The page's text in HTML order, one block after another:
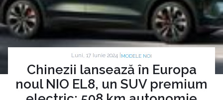
Luni, 17 Iunie 2024 | MODELE NOI
Chinezii lansează în Europa
noul NIO EL8, un SUV premium